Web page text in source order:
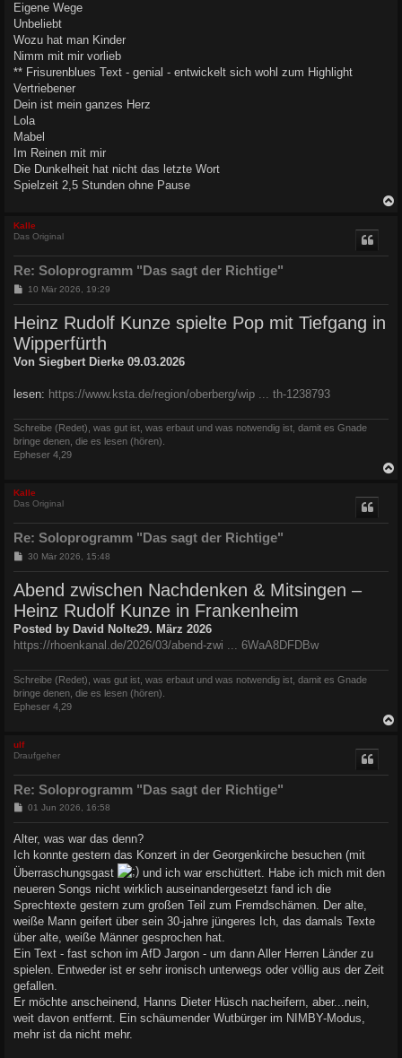
Eigene Wege
Unbeliebt
Wozu hat man Kinder
Nimm mit mir vorlieb
** Frisurenblues Text - genial - entwickelt sich wohl zum Highlight
Vertriebener
Dein ist mein ganzes Herz
Lola
Mabel
Im Reinen mit mir
Die Dunkelheit hat nicht das letzte Wort
Spielzeit 2,5 Stunden ohne Pause
Kalle
Das Original
Re: Soloprogramm "Das sagt der Richtige"
B
t
a
g
10 Mär 2026, 19:29
Heinz Rudolf Kunze spielte Pop mit Tiefgang in
Wipperfürth
Von Siegbert Dierke 09.03.2026
lesen: https://www.ksta.de/region/oberberg/wip ... th-1238793
Schreibe (Redet), was gut ist, was erbaut und was notwendig ist, damit es Gnade
bringe denen, die es lesen (hören).
Epheser 4,29
Kalle
Das Original
Re: Soloprogramm "Das sagt der Richtige"
B
t
a
g
30 Mär 2026, 15:48
Abend zwischen Nachdenken & Mitsingen –
Heinz Rudolf Kunze in Frankenheim
Posted by David Nolte29. März 2026
https://rhoenkanal.de/2026/03/abend-zwi ... 6WaA8DFDBw
Schreibe (Redet), was gut ist, was erbaut und was notwendig ist, damit es Gnade
bringe denen, die es lesen (hören).
Epheser 4,29
ulf
Draufgeher
Re: Soloprogramm "Das sagt der Richtige"
B
t
r
g
01 Jun 2026, 16:58
Alter, was war das denn?
Ich konnte gestern das Konzert in der Georgenkirche besuchen (mit
Überraschungsgast
und ich war erschüttert. Habe ich mich mit den
neueren Songs nicht wirklich auseinandergesetzt fand ich die
Sprechtexte gestern zum großen Teil zum Fremdschämen. Der alte,
weiße Mann geifert über sein 30-jahre jüngeres Ich, das damals Texte
über alte, weiße Männer gesprochen hat.
Ein Text - fast schon im AfD Jargon - um dann Aller Herren Länder zu
spielen. Entweder ist er sehr ironisch unterwegs oder völlig aus der Zeit
gefallen.
Er möchte anscheinend, Hanns Dieter Hüsch nacheifern, aber...nein,
weit davon entfernt. Ein schäumender Wutbürger im NIMBY-Modus,
mehr ist da nicht mehr.